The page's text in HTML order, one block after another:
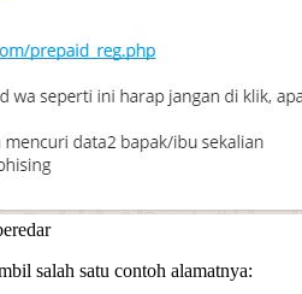
salah satu contoh alamatnya: